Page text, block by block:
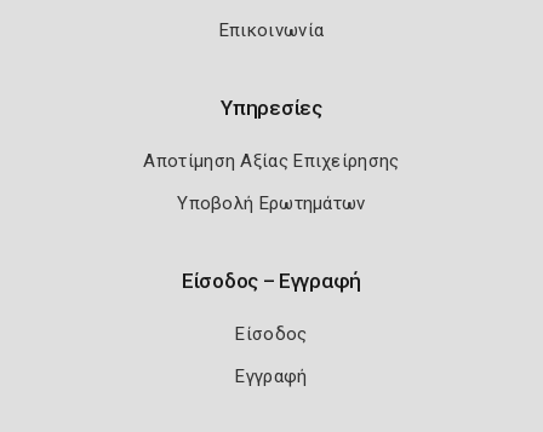
Επικοινωνία
Υπηρεσίες
Αποτίμηση Αξίας Επιχείρησης
Υποβολή Ερωτημάτων
Είσοδος – Εγγραφή
Είσοδος
Εγγραφή